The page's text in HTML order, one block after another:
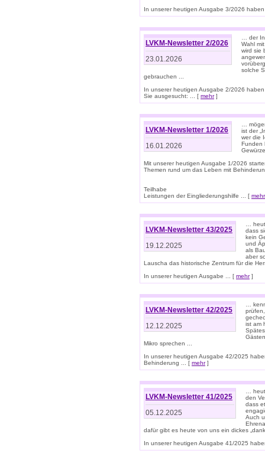
In unserer heutigen Ausgabe 3/2026
LVKM-Newsletter 2/2026
23.01.2026
… der
Wahl
wird sie
solche
gebrauchen ...
In unserer heutigen Ausgabe 2/2026
Sie ausgesucht: ... [ mehr]
LVKM-Newsletter 1/2026
16.01.2026
…
ist der
wer die
Funden
Mit unserer heutigen Ausgabe 1/2026
Themen rund um das Leben mit
Teilhabe
Leistungen der Eingliederungshilfe ... [ mehr
LVKM-Newsletter 43/2025
19.12.2025
…
dass
kein
und
als
aber
Lauscha das historische Zentrum für die
In unserer heutigen Ausgabe ... [ mehr]
LVKM-Newsletter 42/2025
12.12.2025
…
ist am
Mikro sprechen ...
In unserer heutigen Ausgabe 42/2025
Behinderung ... [ mehr]
LVKM-Newsletter 41/2025
05.12.2025
…
den
dass
Auch
dafür gibt es heute von uns ein dickes
In unserer heutigen Ausgabe 41/2025